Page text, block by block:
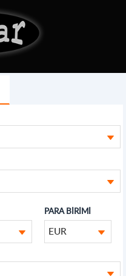
PARA BİRİMİ
EUR